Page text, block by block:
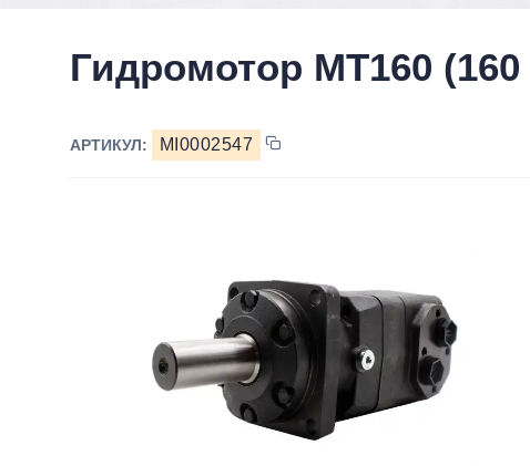
Гидромотор MТ160
АРТИКУЛ: MI0002547